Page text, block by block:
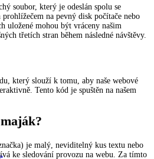
soubor, který je odeslán spolu se
na pevný disk počítače nebo
uložené mohou být vráceny našim
třetích stran během následné návštěvy.
který slouží k tomu, aby naše webové
Tento kód je spuštěn na našem
je malý, neviditelný kus textu nebo
ke sledování provozu na webu. Za tímto